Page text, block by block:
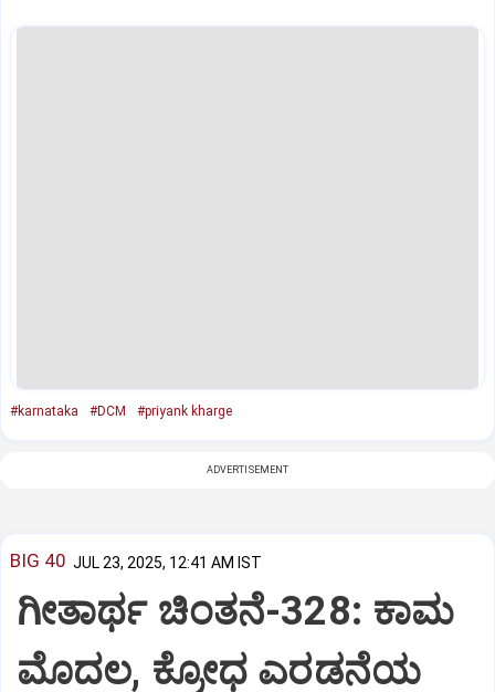
#karnataka #DCM #priyank kharge
ADVERTISEMENT
BIG 40 JUL 23, 2025, 12:41 AM IST
ಗೀತಾರ್ಥ ಚಿಂತನೆ-328: ಕಾಮ
ಮೊದಲ, ಕ್ರೋಧ ಎರಡನೆಯ